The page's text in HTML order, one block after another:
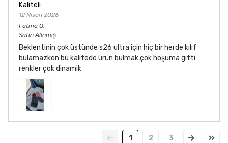
Kaliteli
12 Nisan 2026
Fatma Ö.
Satın Alınmış
Beklentinin çok üstünde s26 ultra için hiç bir herde kılıf
bulamazken bu kalitede ürün bulmak çok hoşuma gitti
renkler çok dinamik
1 2 3